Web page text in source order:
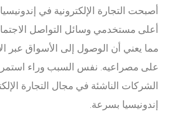
أصبحت التجارة الإلكترونية في
أعلى مستخدمي وسائل التواصل
مما يعني أن الوصول إلى الأسواق عبر
على مصراعيه. نفس السبب وراء
الشركات الناشئة في مجال التجارة
إندونيسيا بسرعة.